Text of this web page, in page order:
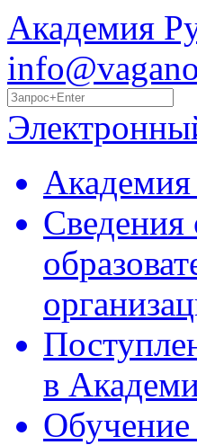
Академия
Академия
Сведения
в
Обучение